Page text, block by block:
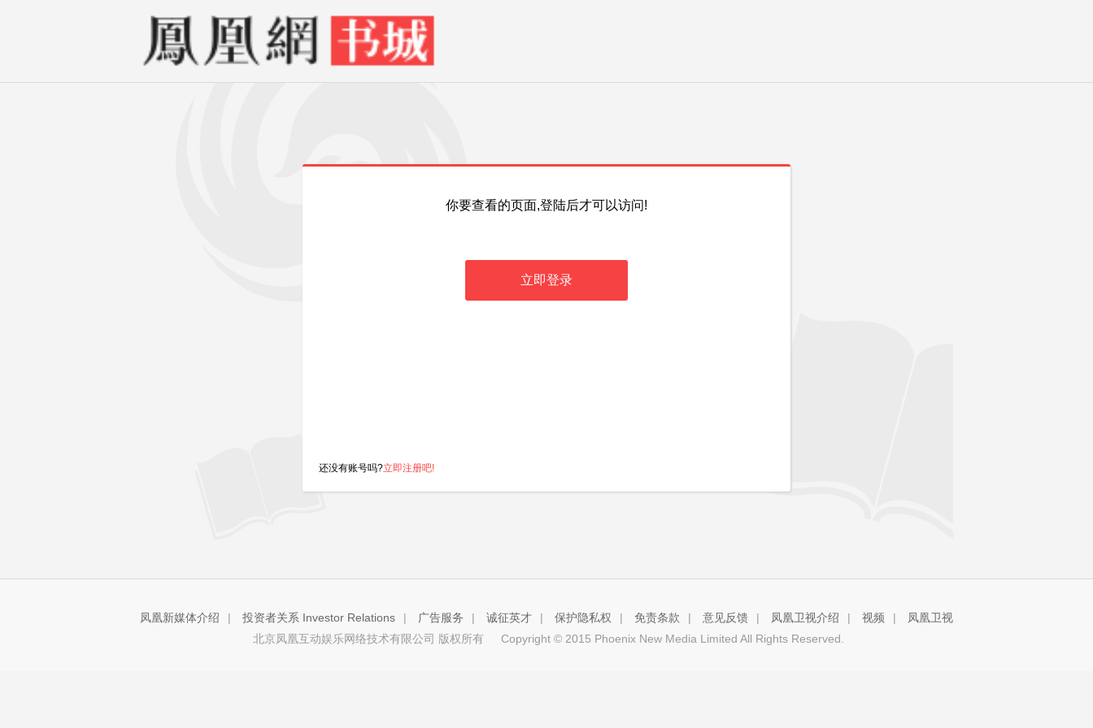
你要查看的页面,登陆后才可以访问!
立即登录
还没有账号吗?立即注册吧!
凤凰新媒体介绍 | 投资者关系 Investor Relations | 广告服务 | 诚征英才 | 保护隐私权 | 免责条款 | 意见反馈 | 凤凰卫视介绍 | 视频 |
凤凰卫视
北京凤凰互动娱乐网络技术有限公司 版权所有
Copyright © 2015 Phoenix New Media Limited All Rights Reserved.